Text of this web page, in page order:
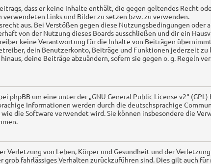
dass er keine Inhalte enthält, die gegen geltendes Recht
Links und Bilder zu setzen bzw. zu verwenden.
aus. Bei Verstößen gegen diese Nutzungsbedingungen
von der Nutzung dieses Boards ausschließen und dir ein
keine Verantwortung für die Inhalte von Beiträgen
dein Benutzerkonto, Beiträge und Funktionen jederzeit zu
deine Beiträge abzuändern, sofern sie gegen o. g. Regeln
phpBB um eine unter der „GNU General Public License v2“
Informationen werden durch die deutschsprachige
die Software verwendet wird. Sie können insbesondere die
Verletzung von Leben, Körper und Gesundheit und der
grob fahrlässiges Verhalten zurückzuführen sind. Dies gilt auch